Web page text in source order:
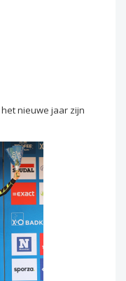
nieuwe jaar zijn